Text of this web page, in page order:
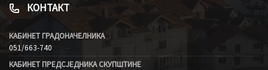
КОНТАКТ
КАБИНЕТ ГРАДОНАЧЕЛНИКА
051/663-740
КАБИНЕТ ПРЕДСЈЕДНИКА СКУПШТИНЕ